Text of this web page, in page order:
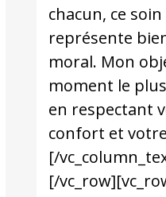
chacun, ce
représente
moral. Mon
moment le
en respectant
confort et
[/
[/